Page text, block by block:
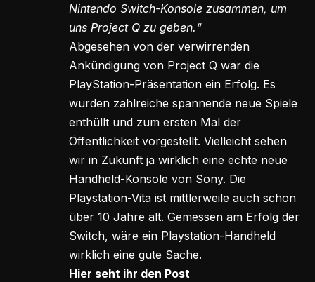
Nintendo Switch-Konsole zusammen, um
uns Project Q zu geben.“
Abgesehen von der verwirrenden
Ankündigung von Project Q war die
PlayStation-Präsentation ein Erfolg. Es
wurden zahlreiche spannende neue Spiele
enthüllt und zum ersten Mal der
Öffentlichkeit vorgestellt. Vielleicht sehen
wir in Zukunft ja wirklich eine echte neue
Handheld-Konsole von Sony. Die
Playstation-Vita ist mittlerweile auch schon
über 10 Jahre alt. Gemessen am Erfolg der
Switch, wäre ein Playstation-Handheld
wirklich eine gute Sache.
Hier seht ihr den Post